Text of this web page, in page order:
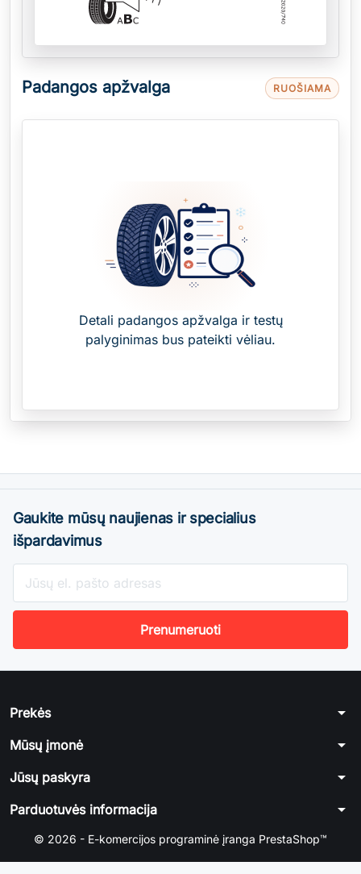
Padangos apžvalga RUOŠIAMA
Detali padangos apžvalga ir testų
palyginimas bus pateikti vėliau.
Gaukite mūsų naujienas ir specialius
išpardavimus
Prekės arrow_drop_down
Mūsų įmonė arrow_drop_down
Jūsų paskyra arrow_drop_down
Parduotuvės informacija arrow_drop_down
© 2026 - E-komercijos programinė įranga PrestaShop™